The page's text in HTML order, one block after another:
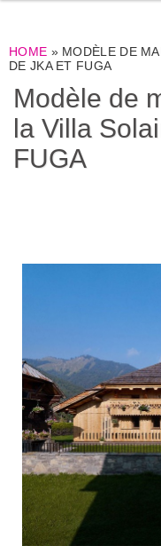
HOME » MODÈLE DE
DE JKA ET FUGA
Modèle de
la Villa
FUGA